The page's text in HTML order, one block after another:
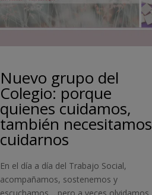
Nuevo grupo del
Colegio: porque
quienes cuidamos,
también necesitamos
cuidarnos
En el día a día del Trabajo Social,
acompañamos, sostenemos y